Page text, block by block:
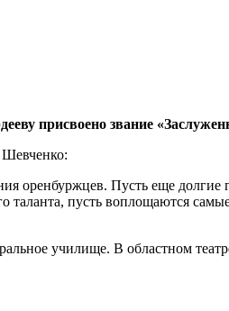
присвоено звание
Шевченко:
оренбуржцев. Пусть еще
пусть воплощаются
училище. В областном